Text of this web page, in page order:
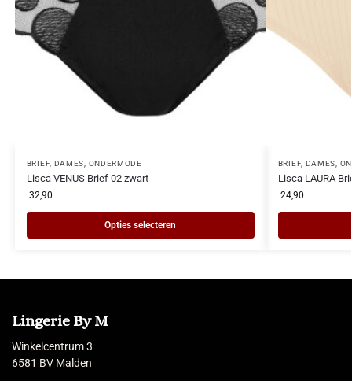
BRIEF, DAMES ONDERMODE
Lisca VENUS Brief 02 zwart
32,90
Opties selecteren
BRIEF, DAMES
Lisca LAURA
24,90
Lingerie By M
Winkelcentrum 3
6581 BV Malden